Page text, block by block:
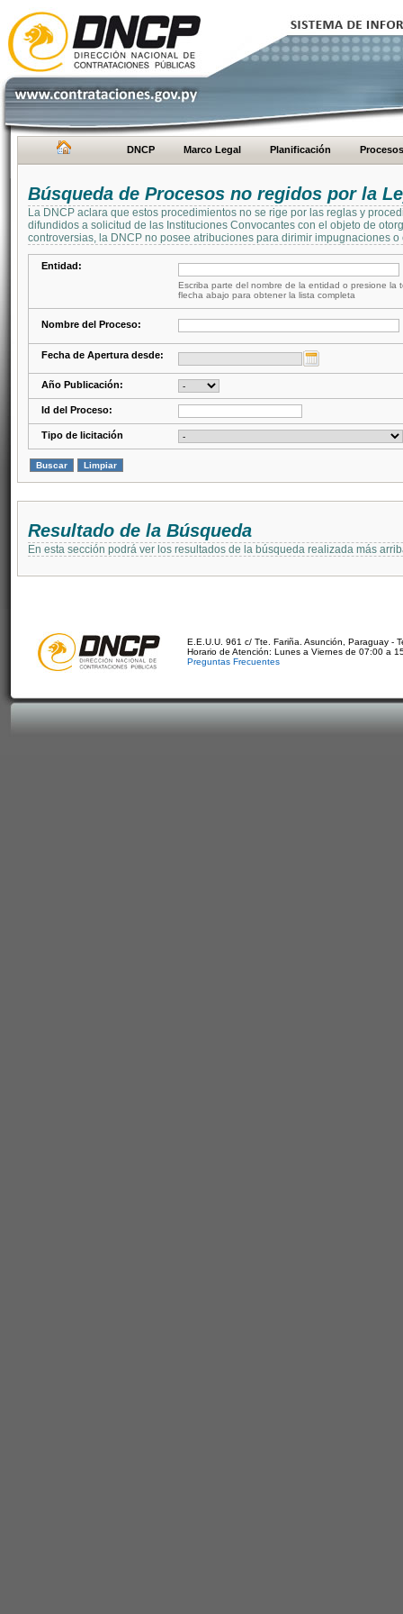
DNCP Marco Legal Planificación Procesos
Búsqueda de Procesos no regidos por la
La DNCP aclara que estos procedimientos no se rige por las reglas y
difundidos a solicitud de las Instituciones Convocantes con el objeto de
controversias, la DNCP no posee atribuciones para dirimir impugnaciones
Entidad:
Escriba parte del nombre de la entidad o presione la
flecha abajo para obtener la lista completa
Nombre del Proceso:
Fecha de Apertura desde:
Año Publicación:
Id del Proceso:
Tipo de licitación
Resultado de la Búsqueda
En esta sección podrá ver los resultados de la búsqueda realizada más
E.E.U.U. 961 c/ Tte. Fariña. Asunción, Paraguay -
Horario de Atención: Lunes a Viernes de 07:00 a
Preguntas Frecuentes